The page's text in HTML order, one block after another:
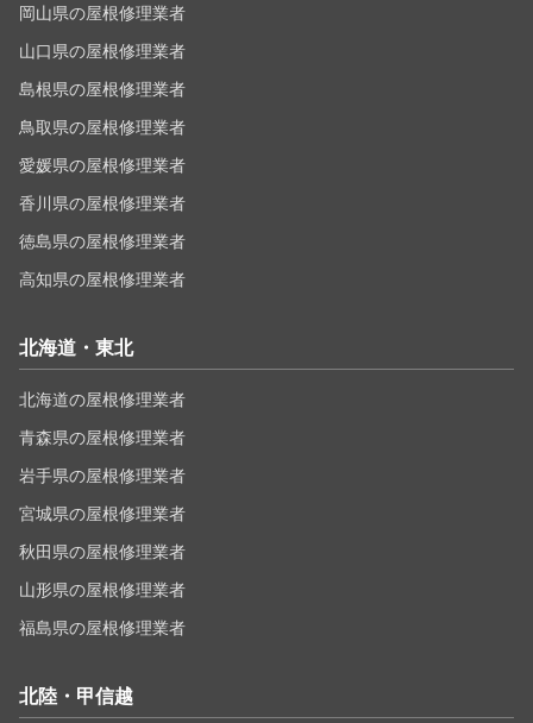
岡山県の屋根修理業者
山口県の屋根修理業者
島根県の屋根修理業者
鳥取県の屋根修理業者
愛媛県の屋根修理業者
香川県の屋根修理業者
徳島県の屋根修理業者
高知県の屋根修理業者
北海道・東北
北海道の屋根修理業者
青森県の屋根修理業者
岩手県の屋根修理業者
宮城県の屋根修理業者
秋田県の屋根修理業者
山形県の屋根修理業者
福島県の屋根修理業者
北陸・甲信越